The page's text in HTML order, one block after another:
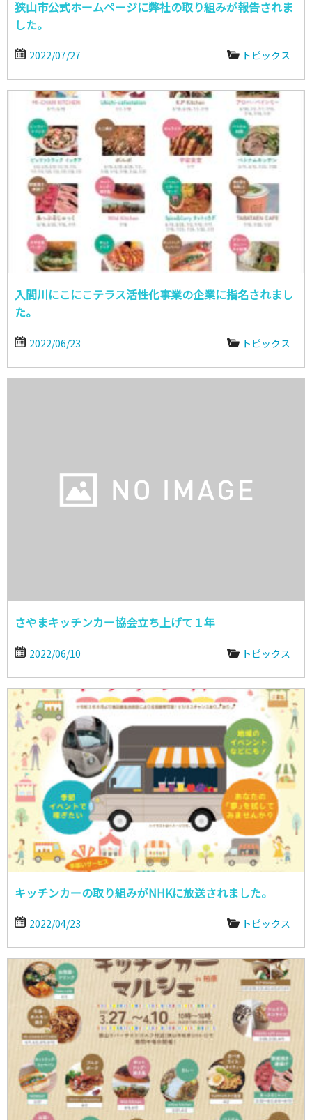
狭山市公式ホームページに弊社の取り組みが報告されま
した。
2022/07/27 トピックス
入間川にこにこテラス活性化事業の企業に指名されまし
た。
2022/06/23 トピックス
さやまキッチンカー協会立ち上げて１年
2022/06/10 トピックス
キッチンカーの取り組みがNHKに放送されました。
2022/04/23 トピックス